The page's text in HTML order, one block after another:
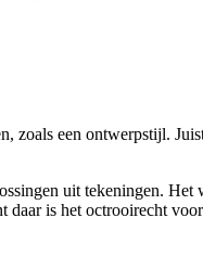
zoals een ontwerpstijl.
uit tekeningen. Het
daar is het octrooirecht